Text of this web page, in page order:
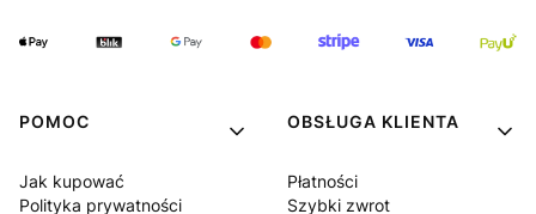
POMOC
Jak kupować
Polityka prywatności
OBSŁUGA KLIENTA
Płatności
Szybki zwrot